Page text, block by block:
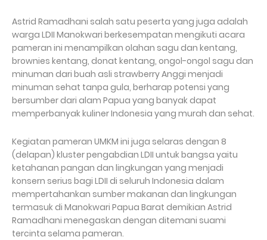
Astrid Ramadhani salah satu peserta yang juga adalah
warga LDII Manokwari berkesempatan mengikuti acara
pameran ini menampilkan olahan sagu dan kentang,
brownies kentang, donat kentang, ongol-ongol sagu dan
minuman dari buah asli strawberry Anggi menjadi
minuman sehat tanpa gula, berharap potensi yang
bersumber dari alam Papua yang banyak dapat
memperbanyak kuliner Indonesia yang murah dan sehat.
Kegiatan pameran UMKM ini juga selaras dengan 8
(delapan) kluster pengabdian LDII untuk bangsa yaitu
ketahanan pangan dan lingkungan yang menjadi
konsern serius bagi LDII di seluruh Indonesia dalam
mempertahankan sumber makanan dan lingkungan
termasuk di Manokwari Papua Barat demikian Astrid
Ramadhani menegaskan dengan ditemani suami
tercinta selama pameran.